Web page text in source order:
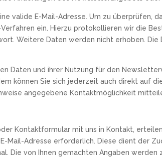
valide E-Mail-Adresse. Um zu überprüfen,
ein. Hierzu protokollieren wir die
Weitere Daten werden nicht erhoben.
Daten und ihrer Nutzung für den
können Sie sich jederzeit auch direkt auf
angegebene Kontaktmöglichkeit
Kontaktformular mit uns in Kontakt,
Mail-Adresse erforderlich. Diese dient der
Die von Ihnen gemachten Angaben